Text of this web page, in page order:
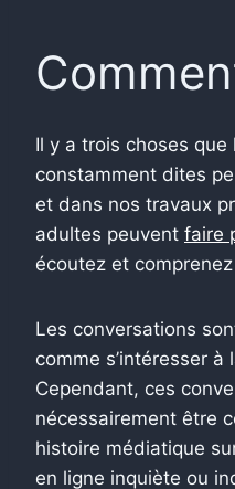
Il y a trois choses
constamment dites
et dans nos travaux
adultes peuvent faire
écoutez et
Les conversations
comme s’intéresser
Cependant, ces
nécessairement être
histoire médiatique
en ligne inquiète ou